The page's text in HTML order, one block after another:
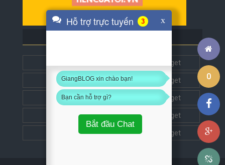
0
Get this widget
Đặt liên kết
Get this widget
Đặt liên kết
Get this widget
Đặt liên kết
Get this widget
Đặt liên kết
Get this widget
Hỗ trợ trực tuyến 4 x
GiangBLOG xin chào bạn!
Bạn cần hỗ trợ gì?
Bắt đầu Chat